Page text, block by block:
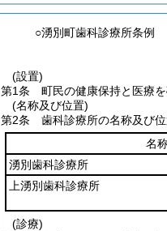
○湧別町歯科診療所条例
(設置)
第1条
町民の健康保持と医療
(名称及び位置)
第2条
歯科診療所の名称及び
名
湧別歯科診療所
上湧別歯科診療所
(診療)